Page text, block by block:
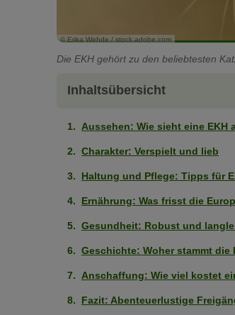
© Erika Wehde / stock.adobe.com
Die EKH gehört zu den beliebtesten
Inhaltsübersicht
Aussehen: Wie sieht eine EKH
Charakter: Verspielt und lieb
Haltung und Pflege: Tipps für
Ernährung: Was frisst die
Gesundheit: Robust und
Geschichte: Woher stammt die
Anschaffung: Wie viel kostet
Fazit: Abenteuerlustige